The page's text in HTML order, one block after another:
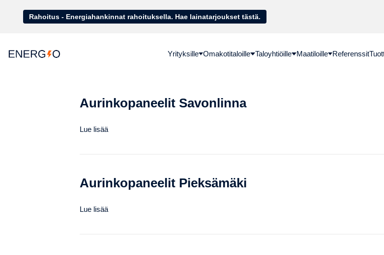
Rahoitus - Energiahankinnat rahoituksella. Hae lainatarjoukset tästä.
Yrityksille Omakotitaloille Taloyhtiöille Maatiloille Referenssit
Aurinkopaneelit Savonlinna
Lue lisää
Aurinkopaneelit Pieksämäki
Lue lisää